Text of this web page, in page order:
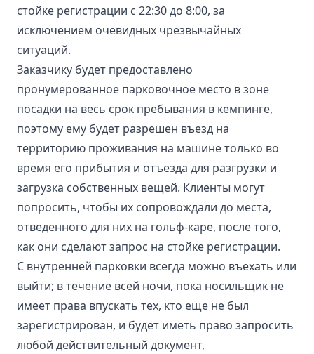
стойке регистрации с 22:30 до 8:00, за
исключением очевидных чрезвычайных
ситуаций.
Заказчику будет предоставлено
пронумерованное парковочное место в зоне
посадки на весь срок пребывания в кемпинге,
поэтому ему будет разрешен въезд на
территорию проживания на машине только во
время его прибытия и отъезда для разгрузки и
загрузка собственных вещей. Клиенты могут
попросить, чтобы их сопровождали до места,
отведенного для них на гольф-каре, после того,
как они сделают запрос на стойке регистрации.
С внутренней парковки всегда можно въехать или
выйти; в течение всей ночи, пока носильщик не
имеет права впускать тех, кто еще не был
зарегистрирован, и будет иметь право запросить
любой действительный документ,